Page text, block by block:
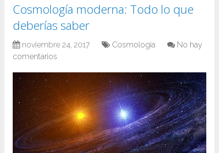
Cosmología moderna: Todo lo que
deberías saber
noviembre 24, 2017 Cosmologia
No hay
comentarios